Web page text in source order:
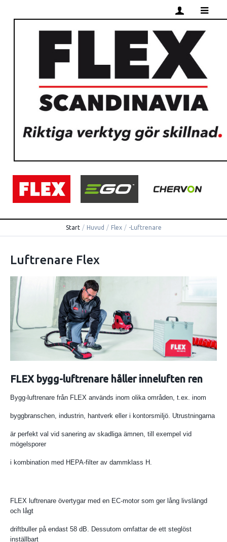
Start / Huvud / Flex / -Luftrenare
Luftrenare Flex
FLEX bygg-luftrenare håller inneluften ren
Bygg-luftrenare från FLEX används inom olika områden, t.ex. inom
byggbranschen, industrin, hantverk eller i kontorsmiljö. Utrustningarna
är perfekt val vid sanering av skadliga ämnen, till exempel vid
mögelsporer
i kombination med HEPA-filter av dammklass H.
FLEX luftrenare övertygar med en EC-motor som ger lång livslängd
och lågt
driftbuller på endast 58 dB. Dessutom omfattar de ett steglöst
inställbart